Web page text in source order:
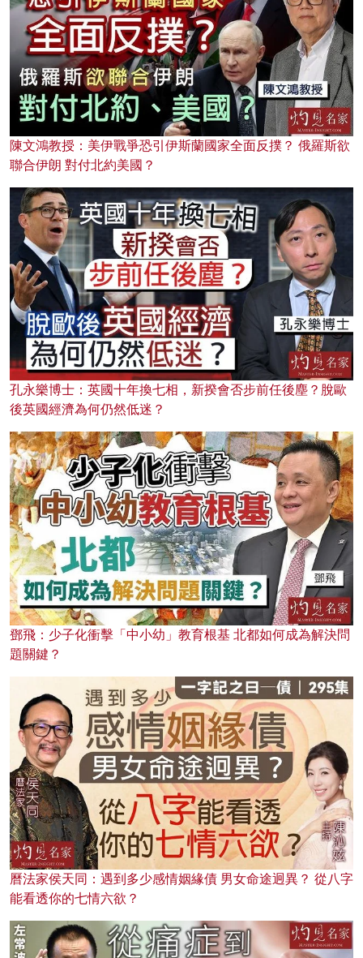
陳文鴻教授：美伊戰爭恐引伊斯蘭國家全面反撲？ 俄羅斯欲
聯合伊朗 對付北約美國？
孔永樂博士：英國十年換七相，新揆會否步前任後塵？脫歐
後英國經濟為何仍然低迷？
鄧飛：少子化衝擊「中小幼」教育根基 北都如何成為解決問
題關鍵？
曆法家侯天同：遇到多少感情姻緣債 男女命途迥異？ 從八字
能看透你的七情六欲？